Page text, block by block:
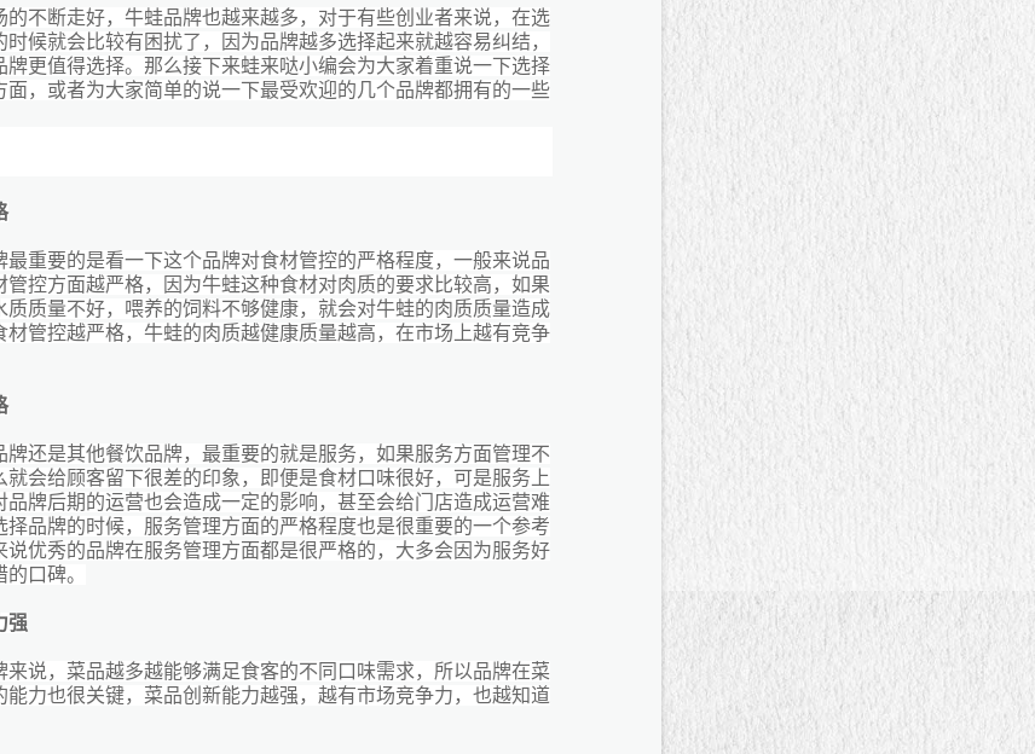
的不断走好，牛蛙品牌也越来越多，对于有些创业者来说，在选
时候就会比较有困扰了，因为品牌越多选择起来就越容易纠结，
牌更值得选择。那么接下来蛙来哒小编会为大家着重说一下选择
面，或者为大家简单的说一下最受欢迎的几个品牌都拥有的一些
最重要的是看一下这个品牌对食材管控的严格程度，一般来说品
管控方面越严格，因为牛蛙这种食材对肉质的要求比较高，如果
质质量不好，喂养的饲料不够健康，就会对牛蛙的肉质质量造成
材管控越严格，牛蛙的肉质越健康质量越高，在市场上越有竞争
牌还是其他餐饮品牌，最重要的就是服务，如果服务方面管理不
就会给顾客留下很差的印象，即便是食材口味很好，可是服务上
品牌后期的运营也会造成一定的影响，甚至会给门店造成运营难
择品牌的时候，服务管理方面的严格程度也是很重要的一个参考
说优秀的品牌在服务管理方面都是很严格的，大多会因为服务好
口碑。
强
来说，菜品越多越能够满足食客的不同口味需求，所以品牌在菜
能力也很关键，菜品创新能力越强，越有市场竞争力，也越知道